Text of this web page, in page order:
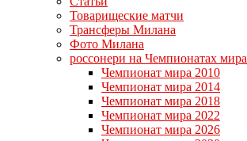
Товарищеские матчи
Трансферы Милана
Фото Милана
россонери на Чемпионатах мира
Чемпионат мира 2010
Чемпионат мира 2014
Чемпионат мира 2018
Чемпионат мира 2022
Чемпионат мира 2026